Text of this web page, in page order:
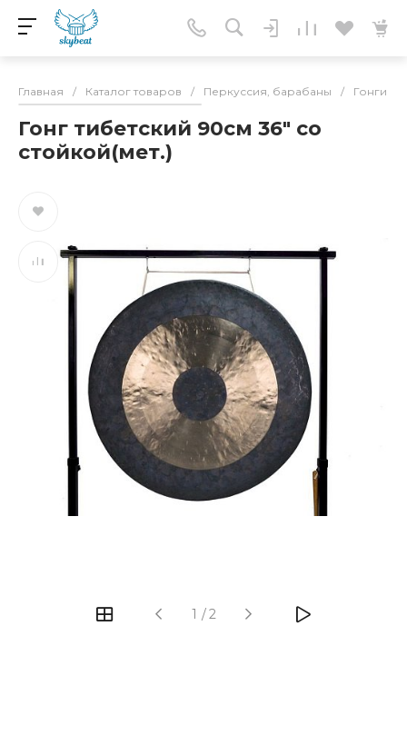
Главная / Каталог товаров / Перкуссия, барабаны / Гонги
Гонг тибетский 90см 36" со
стойкой(мет.)
1 /2